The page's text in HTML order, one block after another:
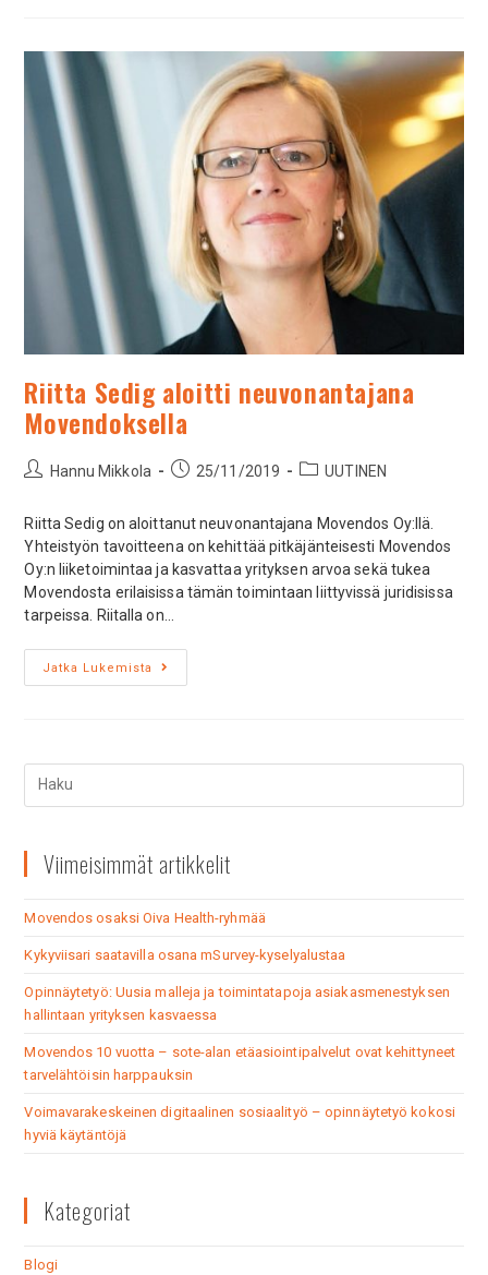
Riitta Sedig aloitti neuvonantajana
Movendoksella
Hannu Mikkola 25/11/2019 UUTINEN
Riitta Sedig on aloittanut neuvonantajana Movendos Oy:llä.
Yhteistyön tavoitteena on kehittää pitkäjänteisesti Movendos
Oy:n liiketoimintaa ja kasvattaa yrityksen arvoa sekä tukea
Movendosta erilaisissa tämän toimintaan liittyvissä juridisissa
tarpeissa. Riitalla on…
Jatka Lukemista
Viimeisimmät artikkelit
Movendos osaksi Oiva Health-ryhmää
Kykyviisari saatavilla osana mSurvey-kyselyalustaa
Opinnäytetyö: Uusia malleja ja toimintatapoja asiakasmenestyksen
hallintaan yrityksen kasvaessa
Movendos 10 vuotta – sote-alan etäasiointipalvelut ovat kehittyneet
tarvelähtöisin harppauksin
Voimavarakeskeinen digitaalinen sosiaalityö – opinnäytetyö kokosi
hyviä käytäntöjä
Kategoriat
Blogi